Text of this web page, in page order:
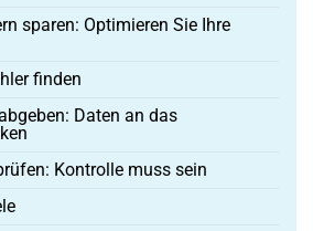
sparen: Optimieren Sie Ihre
finden
Daten an das
Kontrolle muss sein